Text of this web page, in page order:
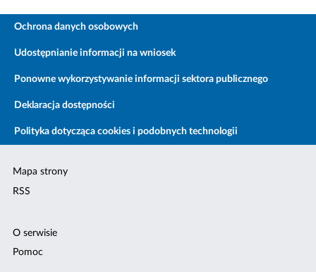
Ochrona danych osobowych
Udostępnianie informacji na wniosek
Ponowne wykorzystywanie informacji sektora publicznego
Deklaracja dostępności
Polityka dotycząca cookies i podobnych technologii
Mapa strony
RSS
O serwisie
Pomoc